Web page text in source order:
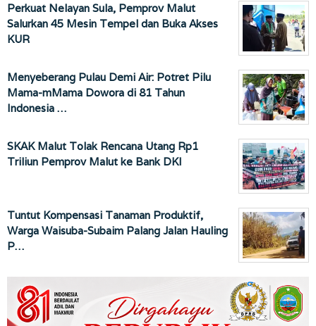
Perkuat Nelayan Sula, Pemprov Malut
Salurkan 45 Mesin Tempel dan Buka Akses
KUR
Menyeberang Pulau Demi Air: Potret Pilu
Mama-mMama Dowora di 81 Tahun
Indonesia …
SKAK Malut Tolak Rencana Utang Rp1
Triliun Pemprov Malut ke Bank DKI
Tuntut Kompensasi Tanaman Produktif,
Warga Waisuba-Subaim Palang Jalan Hauling
P…